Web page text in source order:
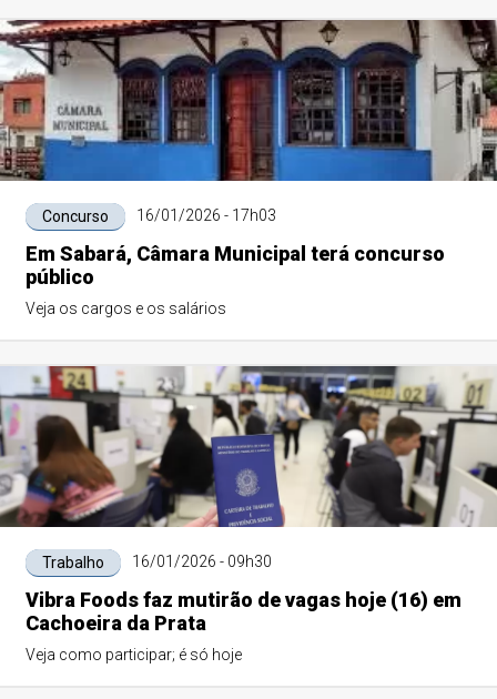
Concurso 16/01/2026 - 17h03
Em Sabará, Câmara Municipal terá concurso
público
Veja os cargos e os salários
Trabalho 16/01/2026 - 09h30
Vibra Foods faz mutirão de vagas hoje (16) em
Cachoeira da Prata
Veja como participar; é só hoje